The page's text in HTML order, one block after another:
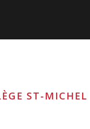
ST-MICHEL